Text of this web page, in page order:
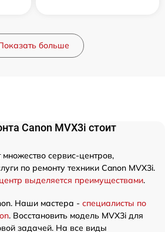
больше
Canon MVX3i стоит
сервис-центров,
по ремонту техники Canon MVX3i.
выделяется преимуществами.
Наши мастера - специалисты по
. Восстановить модель MVX3i для
задачей. На все виды